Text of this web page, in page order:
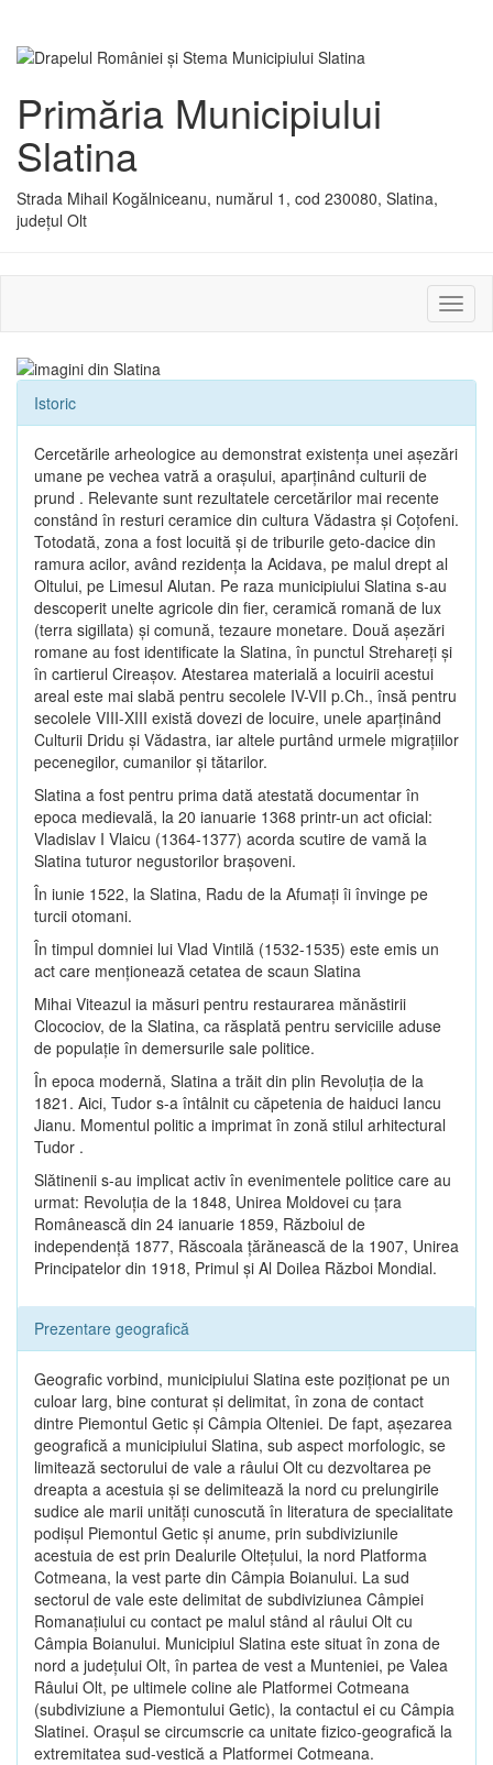
Primăria Municipiului
Slatina
Strada Mihail Kogălniceanu, numărul 1, cod 230080, Slatina,
județul Olt
sau
Istoric
Cercetările arheologice au demonstrat existenţa unei aşezări
umane pe vechea vatră a oraşului, aparţinând culturii de
prund . Relevante sunt rezultatele cercetărilor mai recente
constând în resturi ceramice din cultura Vădastra şi Coţofeni.
Totodată, zona a fost locuită şi de triburile geto-dacice din
ramura acilor, având rezidenţa la Acidava, pe malul drept al
Oltului, pe Limesul Alutan. Pe raza municipiului Slatina s-au
descoperit unelte agricole din fier, ceramică romană de lux
(terra sigillata) şi comună, tezaure monetare. Două aşezări
romane au fost identificate la Slatina, în punctul Strehareţi şi
în cartierul Cireaşov. Atestarea materială a locuirii acestui
areal este mai slabă pentru secolele IV-VII p.Ch., însă pentru
secolele VIII-XIII există dovezi de locuire, unele aparţinând
Culturii Dridu şi Vădastra, iar altele purtând urmele migraţiilor
pecenegilor, cumanilor şi tătarilor.
Slatina a fost pentru prima dată atestată documentar în
epoca medievală, la 20 ianuarie 1368 printr-un act oficial:
Vladislav I Vlaicu (1364-1377) acorda scutire de vamă la
Slatina tuturor negustorilor braşoveni.
În iunie 1522, la Slatina, Radu de la Afumaţi îi învinge pe
turcii otomani.
În timpul domniei lui Vlad Vintilă (1532-1535) este emis un
act care menţionează cetatea de scaun Slatina
Mihai Viteazul ia măsuri pentru restaurarea mănăstirii
Clocociov, de la Slatina, ca răsplată pentru serviciile aduse
de populaţie în demersurile sale politice.
În epoca modernă, Slatina a trăit din plin Revoluţia de la
1821. Aici, Tudor s-a întâlnit cu căpetenia de haiduci Iancu
Jianu. Momentul politic a imprimat în zonă stilul arhitectural
Tudor .
Slătinenii s-au implicat activ în evenimentele politice care au
urmat: Revoluţia de la 1848, Unirea Moldovei cu ţara
Românească din 24 ianuarie 1859, Războiul de
independenţă 1877, Răscoala ţărănească de la 1907, Unirea
Principatelor din 1918, Primul şi Al Doilea Război Mondial.
Prezentare geografică
Geografic vorbind, municipiului Slatina este poziţionat pe un
culoar larg, bine conturat şi delimitat, în zona de contact
dintre Piemontul Getic şi Câmpia Olteniei. De fapt, aşezarea
geografică a municipiului Slatina, sub aspect morfologic, se
limitează sectorului de vale a râului Olt cu dezvoltarea pe
dreapta a acestuia şi se delimitează la nord cu prelungirile
sudice ale marii unităţi cunoscută în literatura de specialitate
podişul Piemontul Getic şi anume, prin subdiviziunile
acestuia de est prin Dealurile Olteţului, la nord Platforma
Cotmeana, la vest parte din Câmpia Boianului. La sud
sectorul de vale este delimitat de subdiviziunea Câmpiei
Romanaţiului cu contact pe malul stând al râului Olt cu
Câmpia Boianului. Municipiul Slatina este situat în zona de
nord a judeţului Olt, în partea de vest a Munteniei, pe Valea
Râului Olt, pe ultimele coline ale Platformei Cotmeana
(subdiviziune a Piemontului Getic), la contactul ei cu Câmpia
Slatinei. Oraşul se circumscrie ca unitate fizico-geografică la
extremitatea sud-vestică a Platformei Cotmeana.